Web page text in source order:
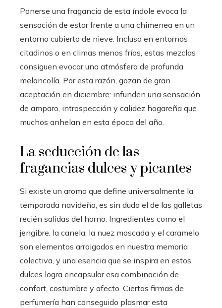
Ponerse una fragancia de esta índole evoca la
sensación de estar frente a una chimenea en un
entorno cubierto de nieve. Incluso en entornos
citadinos o en climas menos fríos, estas mezclas
consiguen evocar una atmósfera de profunda
melancolía. Por esta razón, gozan de gran
aceptación en diciembre: infunden una sensación
de amparo, introspección y calidez hogareña que
muchos anhelan en esta época del año.
La seducción de las
fragancias dulces y picantes
Si existe un aroma que define universalmente la
temporada navideña, es sin duda el de las galletas
recién salidas del horno. Ingredientes como el
jengibre, la canela, la nuez moscada y el caramelo
son elementos arraigados en nuestra memoria
colectiva, y una esencia que se inspira en estos
dulces logra encapsular esa combinación de
confort, costumbre y afecto. Ciertas firmas de
perfumería han conseguido plasmar esta